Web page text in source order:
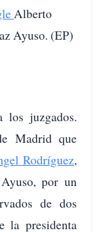
Alberto
Ayuso. (EP)
los juzgados.
Madrid que
Rodríguez,
por un
de dos
la presidenta